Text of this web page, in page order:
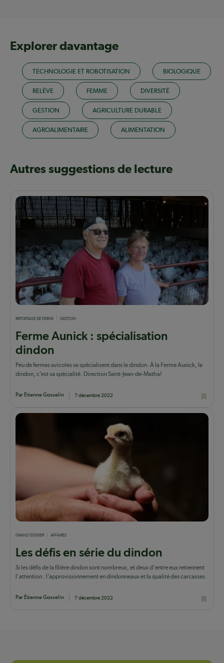
Explorer davantage
TECHNOLOGIE ET ROBOTISATION BIOLOGIQUE
RELÈVE FEMME DIVERSITÉ
GESTION AGRICULTURE DURABLE
AGROALIMENTAIRE ALIMENTATION
Autres suggestions de lecture
REPORTAGE DE FERME GESTION
Ferme Aunick : spécialisation
dindon
Peu de fermes avicoles se spécialisent dans le dindon. À la Ferme Aunick, le
dindon, c’est sa spécialité. Direction Saint-Jean-de-Matha!
Par Étienne Gosselin 7 décembre 2022
GRAND DOSSIER AFFAIRES
Les défis en série du dindon
Si les défis de la filière dindon sont nombreux, et deux d'entre eux retiennent
l'attention : l’approvisionnement en dindonneaux et la qualité des carcasses.
Par Étienne Gosselin 7 décembre 2022